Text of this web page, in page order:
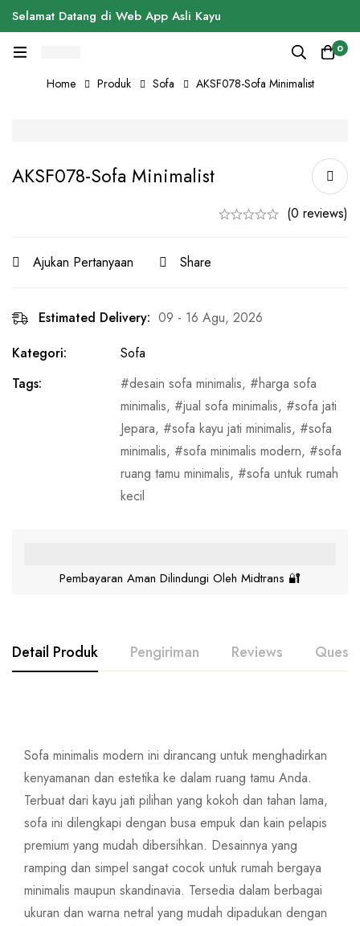
Selamat Datang di Web App Asli Kayu
0
Home Produk Sofa AKSF078-Sofa Minimalist
AKSF078-Sofa Minimalist
(0 reviews)
Ajukan Pertanyaan Share
Estimated Delivery: 09 - 16 Agu, 2026
Kategori:
Sofa
Tags:
desain sofa minimalis,
harga sofa
minimalis, jual sofa minimalis,
sofa jati
Jepara, sofa kayu jati minimalis,
sofa
minimalis, sofa minimalis modern,
sofa
ruang tamu minimalis,
sofa untuk rumah
kecil
Pembayaran Aman Dilindungi Oleh Midtrans 🔐
Detail Produk Pengiriman Reviews
Sofa minimalis modern ini dirancang untuk menghadirkan
kenyamanan dan estetika ke dalam ruang tamu Anda.
Terbuat dari kayu jati pilihan yang kokoh dan tahan lama,
sofa ini dilengkapi dengan busa empuk dan kain pelapis
premium yang mudah dibersihkan. Desainnya yang
ramping dan simpel sangat cocok untuk rumah bergaya
minimalis maupun skandinavia. Tersedia dalam berbagai
ukuran dan warna netral yang mudah dipadukan dengan